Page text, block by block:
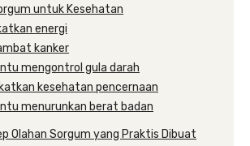
untuk Kesehatan
energi
kanker
mengontrol gula darah
kesehatan pencernaan
menurunkan berat badan
Olahan Sorgum yang Praktis Dibuat